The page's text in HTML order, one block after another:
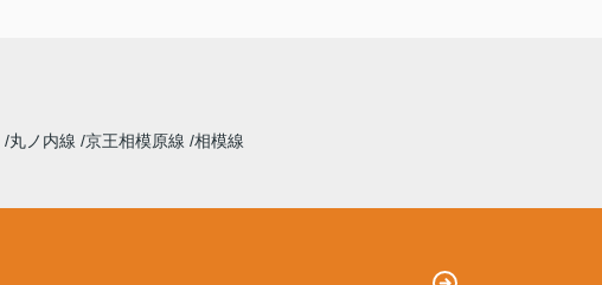
丸ノ内線 京王相模原線 相模線